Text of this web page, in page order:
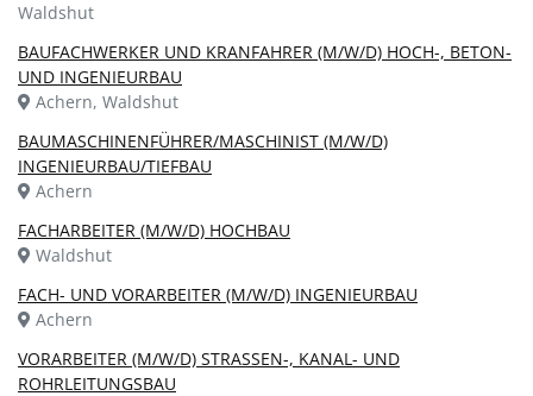
Waldshut
BAUFACHWERKER UND KRANFAHRER (M/W/D) HOCH-, BETON-
UND INGENIEURBAU
Achern, Waldshut
BAUMASCHINENFÜHRER/MASCHINIST (M/W/D)
INGENIEURBAU/TIEFBAU
Achern
FACHARBEITER (M/W/D) HOCHBAU
Waldshut
FACH- UND VORARBEITER (M/W/D) INGENIEURBAU
Achern
VORARBEITER (M/W/D) STRASSEN-, KANAL- UND
ROHRLEITUNGSBAU